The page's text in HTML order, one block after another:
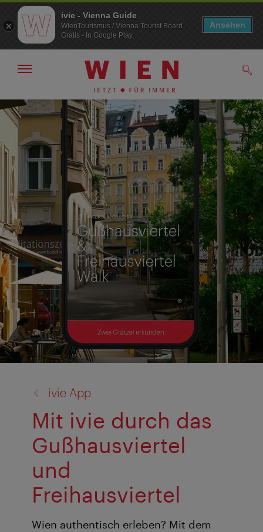
Zur
Navigation
Zum
Inhalt
Navigation
ivie App
Mit ivie durch das
Gußhausviertel
und
Freihausviertel
Wien authentisch erleben? Mit dem
ivie - Vienna Guide
WienTourismus / Vienna Tourist Board
Gratis - In Google Play
Ansehen